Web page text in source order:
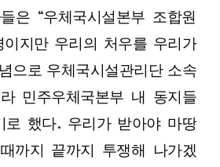
은 “우체국시설본부 조합원
지만 우리의 처우를 우리가
으로 우체국시설관리단 소속
민주우체국본부 내 동지들
로 했다. 우리가 받아야 마땅
까지 끝까지 투쟁해 나가겠